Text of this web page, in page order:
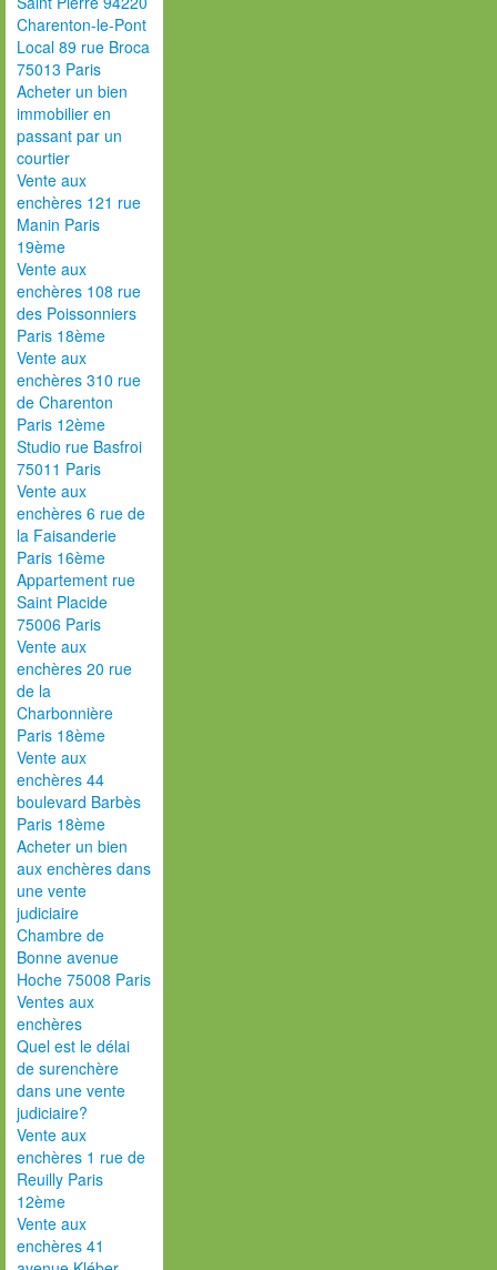
Charenton-le-Pont
Local 89 rue Broca
75013 Paris
Acheter un bien
immobilier en
passant par un
courtier
Vente aux
enchères 121 rue
Manin Paris
19ème
Vente aux
enchères 108 rue
des Poissonniers
Paris 18ème
Vente aux
enchères 310 rue
de Charenton
Paris 12ème
Studio rue Basfroi
75011 Paris
Vente aux
enchères 6 rue de
la Faisanderie
Paris 16ème
Appartement rue
Saint Placide
75006 Paris
Vente aux
enchères 20 rue
de la
Charbonnière
Paris 18ème
Vente aux
enchères 44
boulevard Barbès
Paris 18ème
Acheter un bien
aux enchères dans
une vente
judiciaire
Chambre de
Bonne avenue
Hoche 75008 Paris
Ventes aux
enchères
Quel est le délai
de surenchère
dans une vente
judiciaire?
Vente aux
enchères 1 rue de
Reuilly Paris
12ème
Vente aux
enchères 41